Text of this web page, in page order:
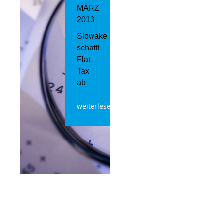
MÄRZ
2013
Slowakei
schafft
Flat
Tax
ab
weiterlesen